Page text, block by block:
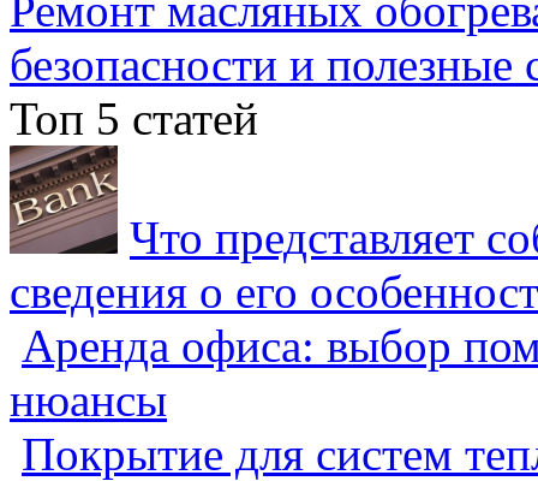
безопасности и полезные
Топ 5 статей
Что представляет
сведения о его
Аренда офиса: выбор
нюансы
Покрытие для систем